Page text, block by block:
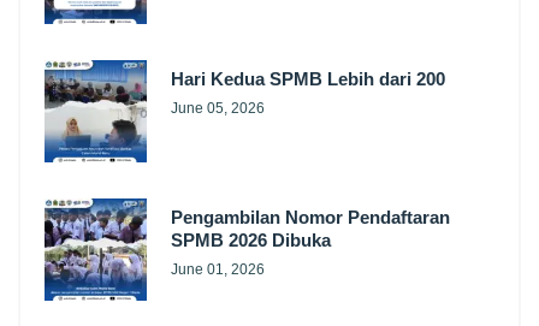
Hari Kedua SPMB Lebih dari 200
June 05, 2026
Pengambilan Nomor Pendaftaran
SPMB 2026 Dibuka
June 01, 2026